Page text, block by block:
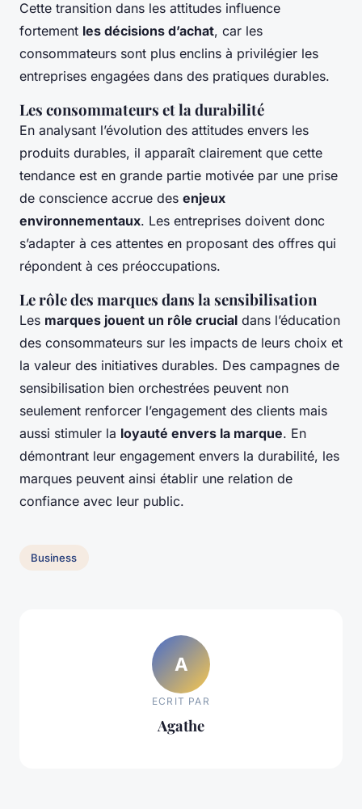
Cette transition dans les attitudes influence
fortement les décisions d’achat, car les
consommateurs sont plus enclins à privilégier les
entreprises engagées dans des pratiques durables.
Les consommateurs et la durabilité
En analysant l’évolution des attitudes envers les
produits durables, il apparaît clairement que cette
tendance est en grande partie motivée par une prise
de conscience accrue des enjeux
environnementaux. Les entreprises doivent donc
s’adapter à ces attentes en proposant des offres qui
répondent à ces préoccupations.
Le rôle des marques dans la sensibilisation
Les marques jouent un rôle crucial dans l’éducation
des consommateurs sur les impacts de leurs choix et
la valeur des initiatives durables. Des campagnes de
sensibilisation bien orchestrées peuvent non
seulement renforcer l’engagement des clients mais
aussi stimuler la loyauté envers la marque. En
démontrant leur engagement envers la durabilité, les
marques peuvent ainsi établir une relation de
confiance avec leur public.
Business
A
ECRIT PAR
Agathe